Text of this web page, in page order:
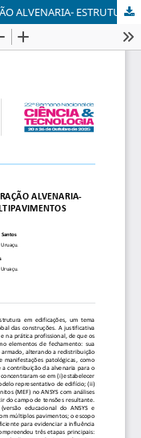
ESTUDO NUMÉRICO SOBRE A INTERAÇÃO ALVENARIA- ESTRUTURA EM EDIFÍCIOS MULTIPAVIMENTOS